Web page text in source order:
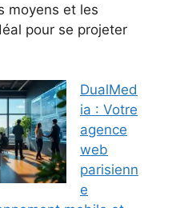
moyens et les
pour se projeter
DualMed
ia : Votre
agence
web
parisienn
e